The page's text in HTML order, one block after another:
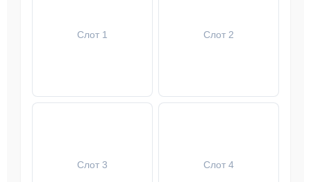
Слот 1 Слот 2
Слот 3 Слот 4